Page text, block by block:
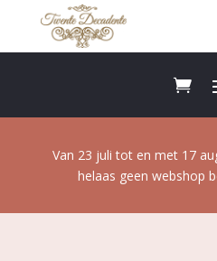
Van 23 juli tot en met 17
helaas geen webshop